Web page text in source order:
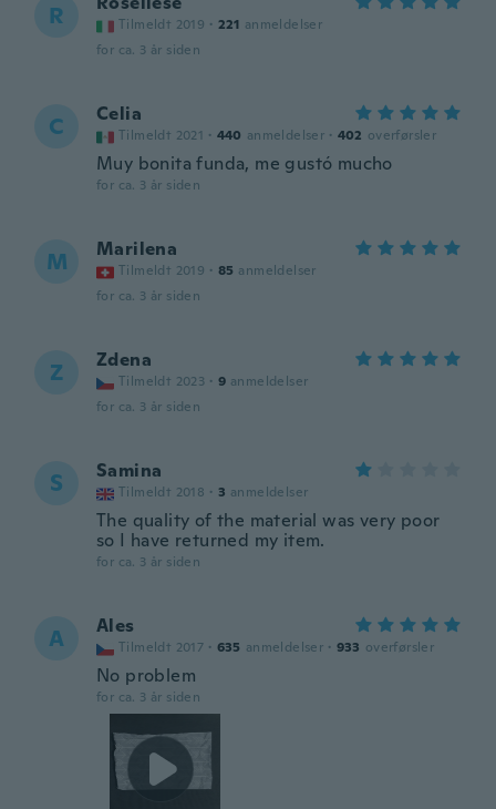
R Tilmeldt 2019 · 221 anmeldelser
for ca. 3 år siden
C Celia
Tilmeldt 2021 · 440 anmeldelser · 402 overførsler
Muy bonita funda, me gustó mucho
for ca. 3 år siden
M Marilena
Tilmeldt 2019 · 85 anmeldelser
for ca. 3 år siden
Z Zdena
Tilmeldt 2023 · 9 anmeldelser
for ca. 3 år siden
S Samina
Tilmeldt 2018 · 3 anmeldelser
The quality of the material was very poor
so I have returned my item.
for ca. 3 år siden
A Ales
Tilmeldt 2017 · 635 anmeldelser · 933 overførsler
No problem
for ca. 3 år siden